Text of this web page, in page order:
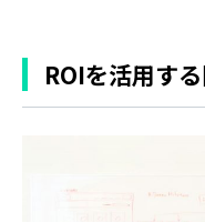
ROIを活用す